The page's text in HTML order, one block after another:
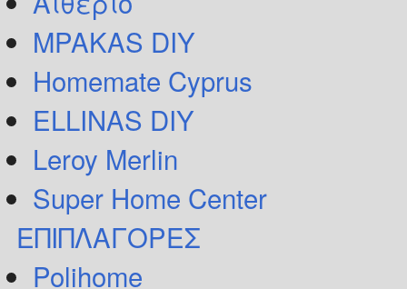
MPAKAS DIY
Homemate Cyprus
ELLINAS DIY
Leroy Merlin
Super Home Center
ΕΠΙΠΛΑΓΟΡΕΣ
Polihome